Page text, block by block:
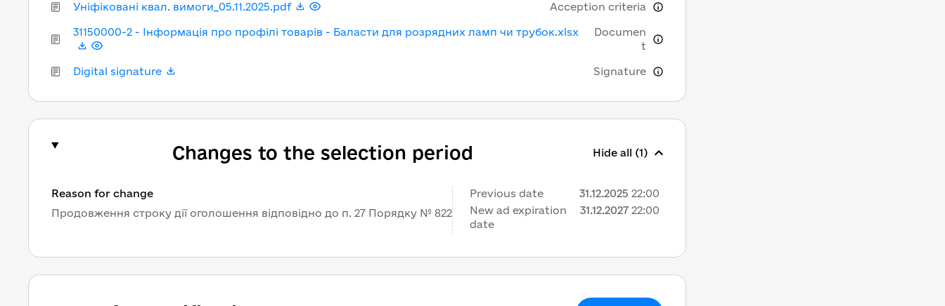
Уніфіковані квал. вимоги_05.11.2025.pdf Acception criteria
31150000-2 - Інформація про профілі товарів - Баласти для розрядних ламп чи трубок.xlsx
Documen
t
Digital signature Signature
Changes to the selection period Hide all (1)
Reason for change
Продовження строку дії оголошення відповідно до п. 27 Порядку № 822
Previous date 31.12.2025 22:00
New ad expiration
date
31.12.2027 22:00